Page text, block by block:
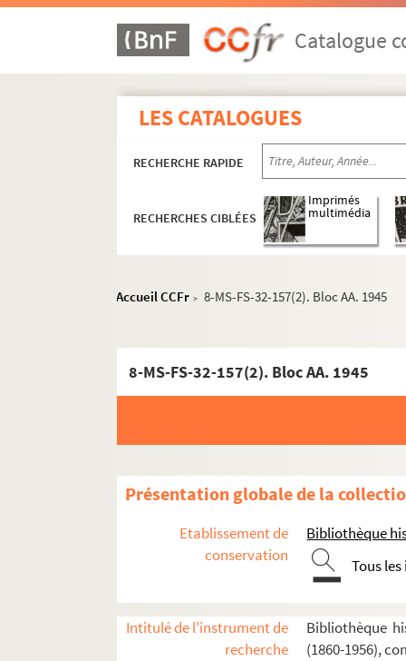
Catalogue
LES CATALOGUES
RECHERCHE RAPIDE
RECHERCHES CIBLÉES
Imprimés
multimédia
Accueil CCFr > 8-MS-FS-32-157(2). Bloc AA. 1945
8-MS-FS-32-157(2). Bloc AA. 1945
Présentation globale de la
Etablissement de
conservation
Bibliothèque
Tous
Intitulé de l'instrument de
recherche
Bibliothèque
(1860-1956),
La vie du poète (1888)
Impressions d'Italie (1889)
Poèmes chantés (1895)
Le couronnement de la Muse (1897)
Louise (1900)
Impression de voyage : Munich (1910)